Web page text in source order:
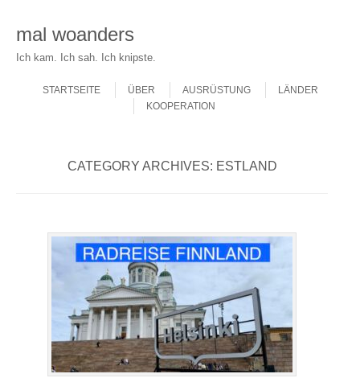
mal woanders
Ich kam. Ich sah. Ich knipste.
Menu
STARTSEITE
ÜBER AUSRÜSTUNG
LÄNDER
KOOPERATION
CATEGORY ARCHIVES: ESTLAND